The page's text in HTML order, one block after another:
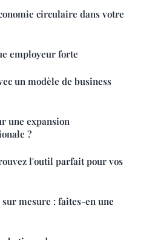
circulaire dans votre
employeur forte
un modèle de business
une expansion
?
l'outil parfait pour vos
mesure : faites-en une